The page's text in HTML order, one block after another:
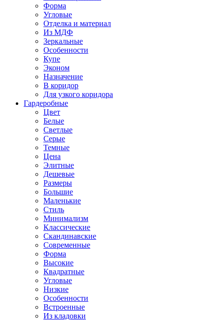
Форма
Угловые
Отделка и материал
Из МДФ
Зеркальные
Особенности
Купе
Эконом
Назначение
В коридор
Для узкого коридора
Гардеробные
Цвет
Белые
Светлые
Серые
Темные
Цена
Элитные
Дешевые
Размеры
Большие
Маленькие
Стиль
Минимализм
Классические
Скандинавские
Современные
Форма
Высокие
Квадратные
Угловые
Низкие
Особенности
Встроенные
Из кладовки